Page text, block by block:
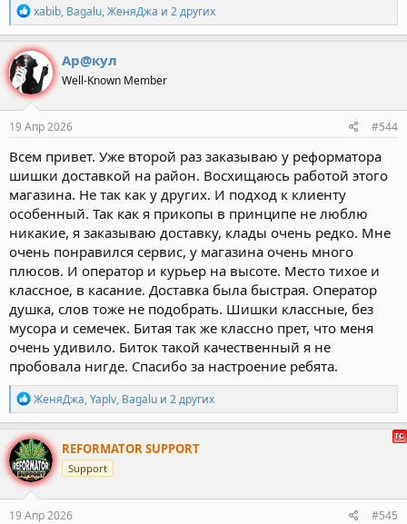
Р
е
а
к
ц
и
и
:
xabib, Bagalu,ЖеняДжа и 2 других
Ар@кул
Well-Known Member
19 Апр 2026 #544
Всем привет. Уже второй раз заказываю у реформатора
шишки доставкой на район. Восхищаюсь работой этого
магазина. Не так как у других. И подход к клиенту
особенный. Так как я прикопы в принципе не люблю
никакие, я заказываю доставку, клады очень редко. Мне
очень понравился сервис, у магазина очень много
плюсов. И оператор и курьер на высоте. Место тихое и
классное, в касание. Доставка была быстрая. Оператор
душка, слов тоже не подобрать. Шишки классные, без
мусора и семечек. Битая так же классно прет, что меня
очень удивило. Биток такой качественный я не
пробовала нигде. Спасибо за настроение ребята.
Р
е
а
к
ц
и
и
:
ЖеняДжа,Yaplv, Bagalu и 2 других
REFORMATOR SUPPORT
Support
19 Апр 2026 #545